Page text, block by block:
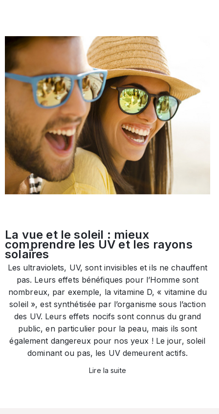
La vue et le soleil : mieux
comprendre les UV et les rayons
solaires
Les ultraviolets, UV, sont invisibles et ils ne chauffent
pas. Leurs effets bénéfiques pour l’Homme sont
nombreux, par exemple, la vitamine D, « vitamine du
soleil », est synthétisée par l’organisme sous l’action
des UV. Leurs effets nocifs sont connus du grand
public, en particulier pour la peau, mais ils sont
également dangereux pour nos yeux ! Le jour, soleil
dominant ou pas, les UV demeurent actifs.
Lire la suite